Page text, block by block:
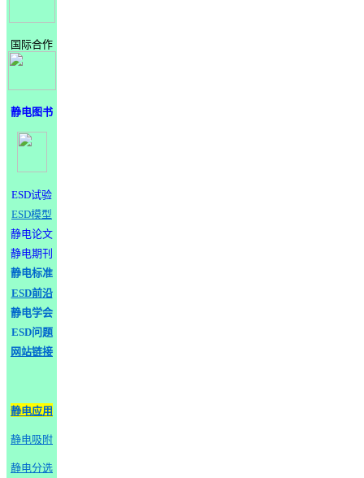
国际合作
静电图书
ESD试验
ESD模型
静电论文
静电期刊
静电标准
ESD前沿
静电学会
ESD问题
网站链接
静电应用
静电吸附
静电分选